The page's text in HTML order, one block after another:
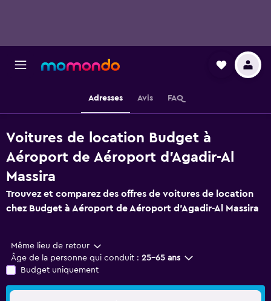
Adresses Avis FAQ
Voitures de location Budget à
Aéroport de Aéroport d'Agadir-Al
Massira
Trouvez et comparez des offres de voitures de location
chez Budget à Aéroport de Aéroport d'Agadir-Al Massira
Même lieu de retour
Âge de la personne qui conduit : 25-65 ans
Budget uniquement